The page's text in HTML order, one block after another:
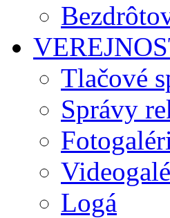
Tlačové
Správy
Logá